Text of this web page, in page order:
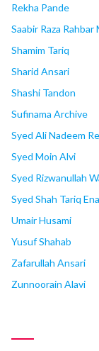
Rekha Pande
Saabir Raza Rahbar
Shamim Tariq
Sharid Ansari
Shashi Tandon
Sufinama Archive
Syed Ali Nadeem
Syed Moin Alvi
Syed Rizwanullah
Syed Shah Tariq
Umair Husami
Yusuf Shahab
Zafarullah Ansari
Zunnoorain Alavi